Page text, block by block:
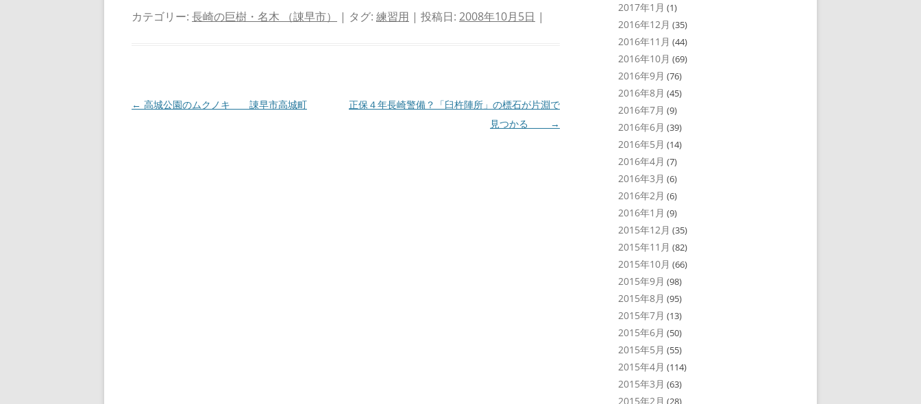
カテゴリー: 長崎の巨樹・名木 （諌早市） | タグ: 練習用 | 投稿日: 2008年10月5日 |
投
← 高城公園のムクノキ 諌早市高城町
正保４年長崎警備？「臼杵陣所」の標石が片淵で
見つかる
→
2017年1月 (1)
2016年12月 (35)
2016年11月 (44)
2016年10月 (69)
2016年9月 (76)
2016年8月 (45)
2016年7月 (9)
2016年6月 (39)
2016年5月 (14)
2016年4月 (7)
2016年3月 (6)
2016年2月 (6)
2016年1月 (9)
2015年12月 (35)
2015年11月 (82)
2015年10月 (66)
2015年9月 (98)
2015年8月 (95)
2015年7月 (13)
2015年6月 (50)
2015年5月 (55)
2015年4月 (114)
2015年3月 (63)
2015年2月 (28)